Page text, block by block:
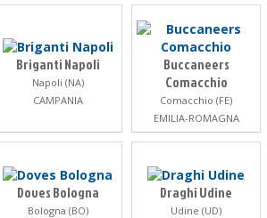
Briganti Napoli
Napoli (NA)
CAMPANIA
Buccaneers
Comacchio
Comacchio (FE)
EMILIA-ROMAGNA
Doves Bologna
Bologna (BO)
Draghi Udine
Udine (UD)